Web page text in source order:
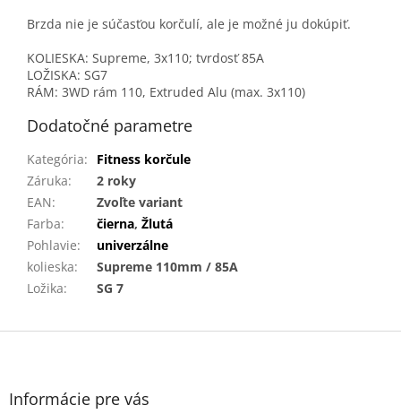
Brzda nie je súčasťou korčulí, ale je možné ju dokúpiť.
KOLIESKA: Supreme, 3x110; tvrdosť 85A
LOŽISKA: SG7
RÁM: 3WD rám 110, Extruded Alu (max. 3x110)
Dodatočné parametre
Kategória:
Fitness korčule
Záruka:
2 roky
EAN:
Zvoľte variant
Farba: čierna, Žlutá
Pohlavie:
univerzálne
kolieska:
Supreme 110mm / 85A
Ložika: SG 7
Z
Informácie pre vás